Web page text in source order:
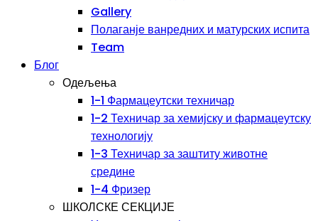
Gallery
Полаганје ванредних и матурских испита
Team
Блог
Одељења
1-1 Фармацеутски техничар
1-2 Техничар за хемијску и фармацеутску
технологију
1-3 Техничар за заштиту животне
средине
1-4 Фризер
ШКОЛСКЕ СЕКЦИЈЕ